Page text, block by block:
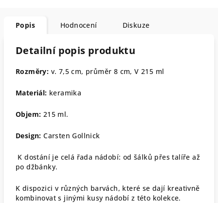
Popis Hodnocení Diskuze
Detailní popis produktu
Rozměry: v. 7,5 cm, průměr 8 cm, V 215 ml
Materiál: keramika
Objem: 215 ml.
Design: Carsten Gollnick
K dostání je celá řada nádobí: od šálků přes talíře až
po džbánky.
K dispozici v různých barvách, které se dají kreativně
kombinovat s jinými kusy nádobí z této kolekce.